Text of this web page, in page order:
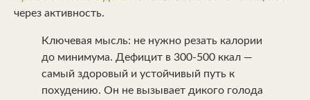
через активность.
Ключевая мысль: не нужно резать калории
до минимума. Дефицит в 300-500 ккал —
самый здоровый и устойчивый путь к
похудению. Он не вызывает дикого голода